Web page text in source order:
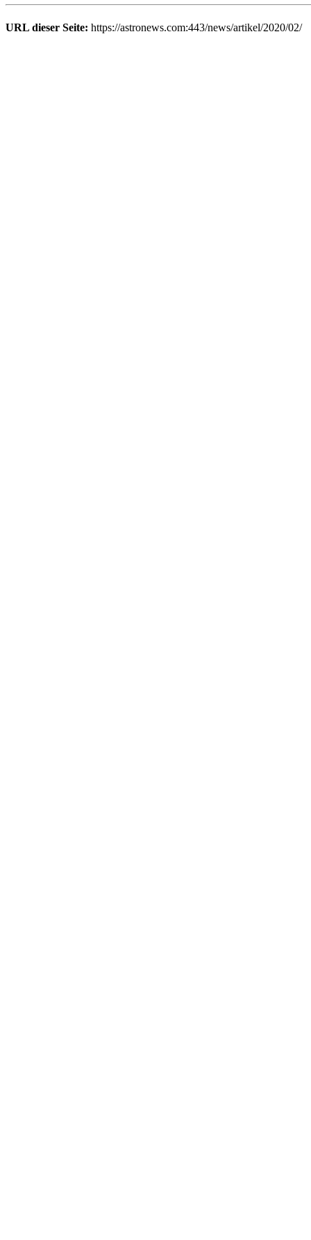
URL dieser Seite: https://astronews.com:443/news/artikel/2020/02/